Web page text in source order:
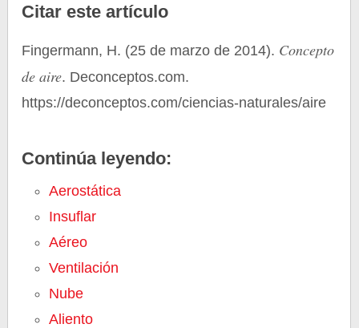
Citar este artículo
Fingermann, H. (25 de marzo de 2014). Concepto
de aire. Deconceptos.com.
https://deconceptos.com/ciencias-naturales/aire
Continúa leyendo:
Aerostática
Insuflar
Aéreo
Ventilación
Nube
Aliento